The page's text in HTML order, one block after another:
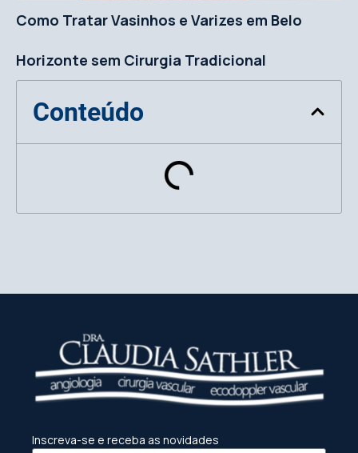
Como Tratar Vasinhos e Varizes em Belo
Horizonte sem Cirurgia Tradicional
Conteúdo
Inscreva-se e receba as novidades